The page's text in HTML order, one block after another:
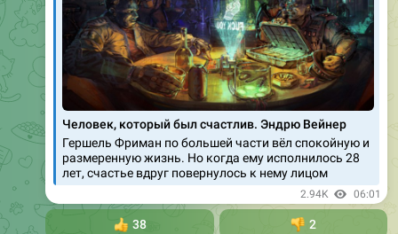
Человек, который был счастлив. Эндрю Вейнер
Гершель Фриман по большей части вёл спокойную и
размеренную жизнь. Но когда ему исполнилось 28
лет, счастье вдруг повернулось к нему лицом
2.94K 06:01
38 👎
2